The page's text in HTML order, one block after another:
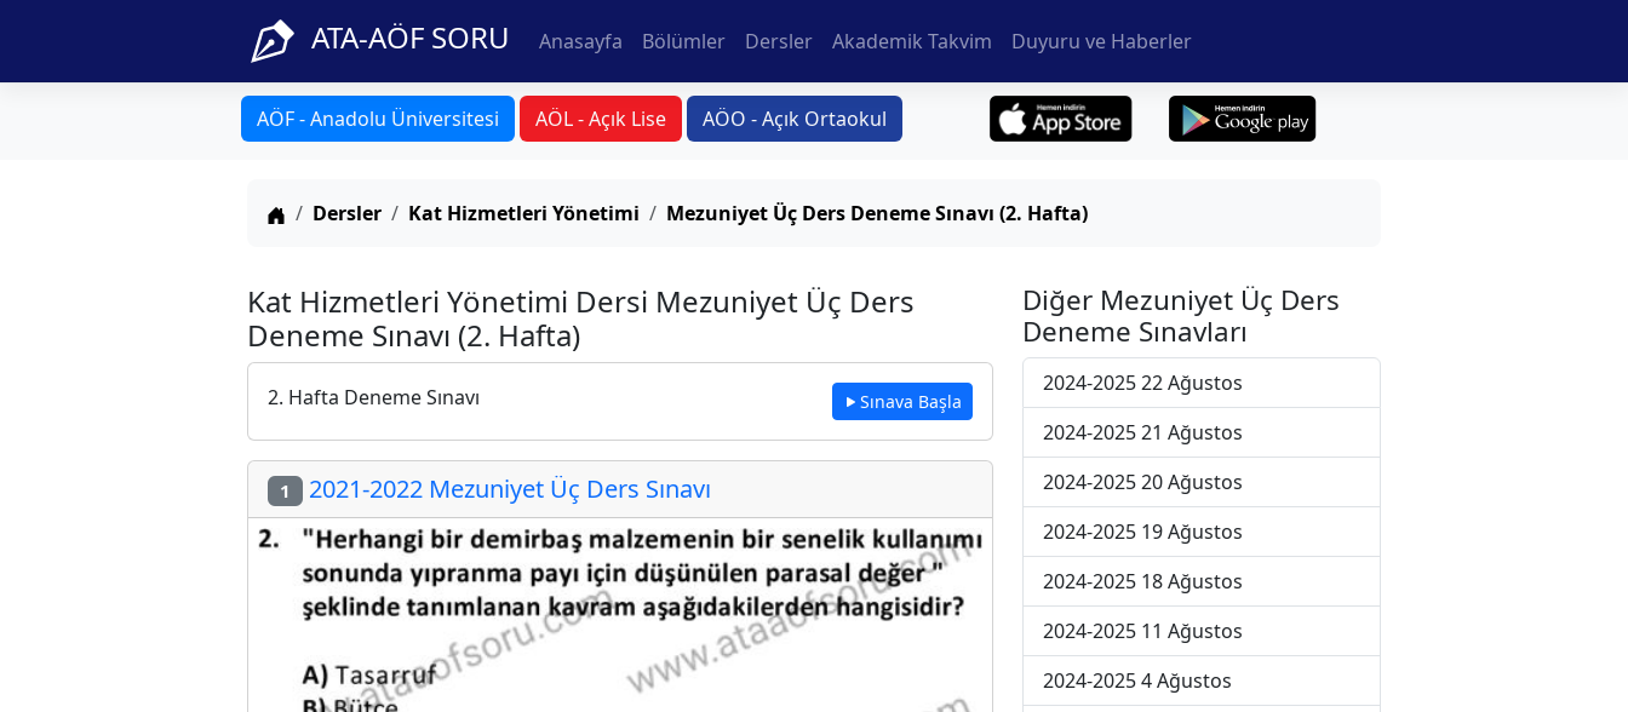
ATA-AÖF SORU Anasayfa Bölümler Dersler Akademik Takvim Duyuru ve Haberler
AÖF - Anadolu Üniversitesi AÖL - Açık Lise AÖO - Açık Ortaokul
Anasayfa
Dersler Kat Hizmetleri Yönetimi Mezuniyet Üç Ders Deneme Sınavı (2. Hafta)
Kat Hizmetleri Yönetimi Dersi Mezuniyet Üç Ders
Deneme Sınavı (2. Hafta)
2. Hafta Deneme Sınavı Sınava Başla
1 2021-2022 Mezuniyet Üç Ders Sınavı
Diğer Mezuniyet Üç Ders
Deneme Sınavları
2024-2025 22 Ağustos
2024-2025 21 Ağustos
2024-2025 20 Ağustos
2024-2025 19 Ağustos
2024-2025 18 Ağustos
2024-2025 11 Ağustos
2024-2025 4 Ağustos